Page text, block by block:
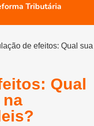
Tributária
de efeitos: Qual sua
Qual